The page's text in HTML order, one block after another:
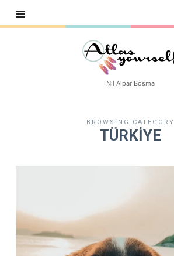
Atlasyourself
Nil Alpar Bosma
BROWSING CATEGORY
TÜRKİYE